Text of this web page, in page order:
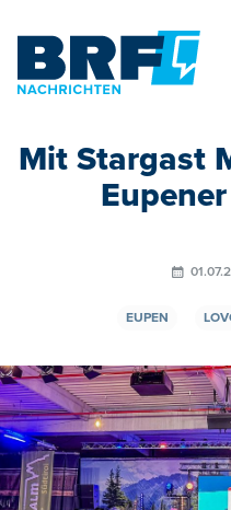
Mit Stargast
EUPEN